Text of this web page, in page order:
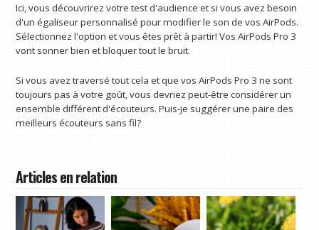
Ici, vous découvrirez votre test d'audience et si vous avez besoin
d'un égaliseur personnalisé pour modifier le son de vos AirPods.
Sélectionnez l'option et vous êtes prêt à partir! Vos AirPods Pro 3
vont sonner bien et bloquer tout le bruit.
Si vous avez traversé tout cela et que vos AirPods Pro 3 ne sont
toujours pas à votre goût, vous devriez peut-être considérer un
ensemble différent d'écouteurs. Puis-je suggérer une paire des
meilleurs écouteurs sans fil?
Articles en relation